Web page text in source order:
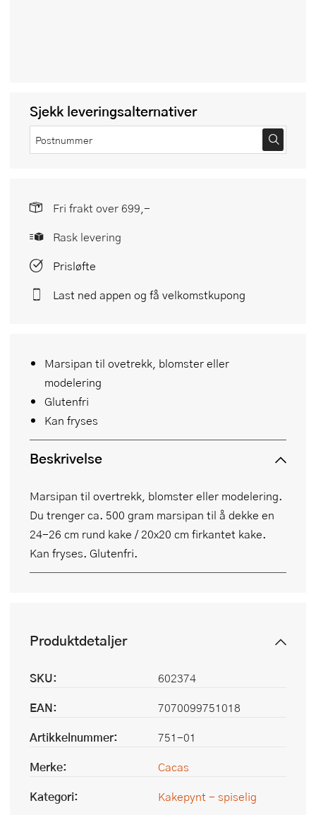
Marsipan til ovetrekk, blomster eller
modelering
Glutenfri
Kan fryses
Beskrivelse
Marsipan til overtrekk, blomster eller modelering.
Du trenger ca. 500 gram marsipan til å dekke en
24-26 cm rund kake / 20x20 cm firkantet kake.
Kan fryses. Glutenfri.
Sjekk leveringsalternativer
Fri frakt over 699,-
Rask levering
Prisløfte
Last ned appen og få velkomstkupong
Produktdetaljer
SKU:
602374
EAN:
7070099751018
Artikkelnummer:
751-01
Merke:
Cacas
Kategori:
Kakepynt - spiselig